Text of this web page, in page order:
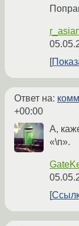
Ответ на:
+00:00
А,
«\n».